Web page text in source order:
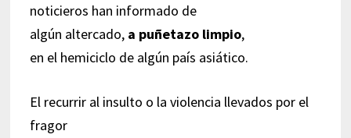
noticieros han informado de
algún altercado, a puñetazo limpio,
en el hemiciclo de algún país asiático.
El recurrir al insulto o la violencia llevados por el
fragor